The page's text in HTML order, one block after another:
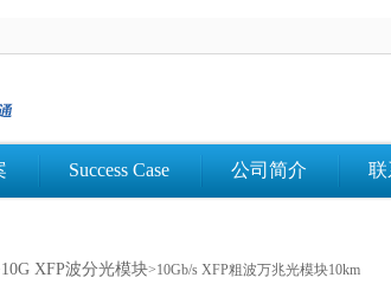
Success Case 公司简介 联
10G XFP波分光模块>10Gb/s XFP粗波万兆光模块10km